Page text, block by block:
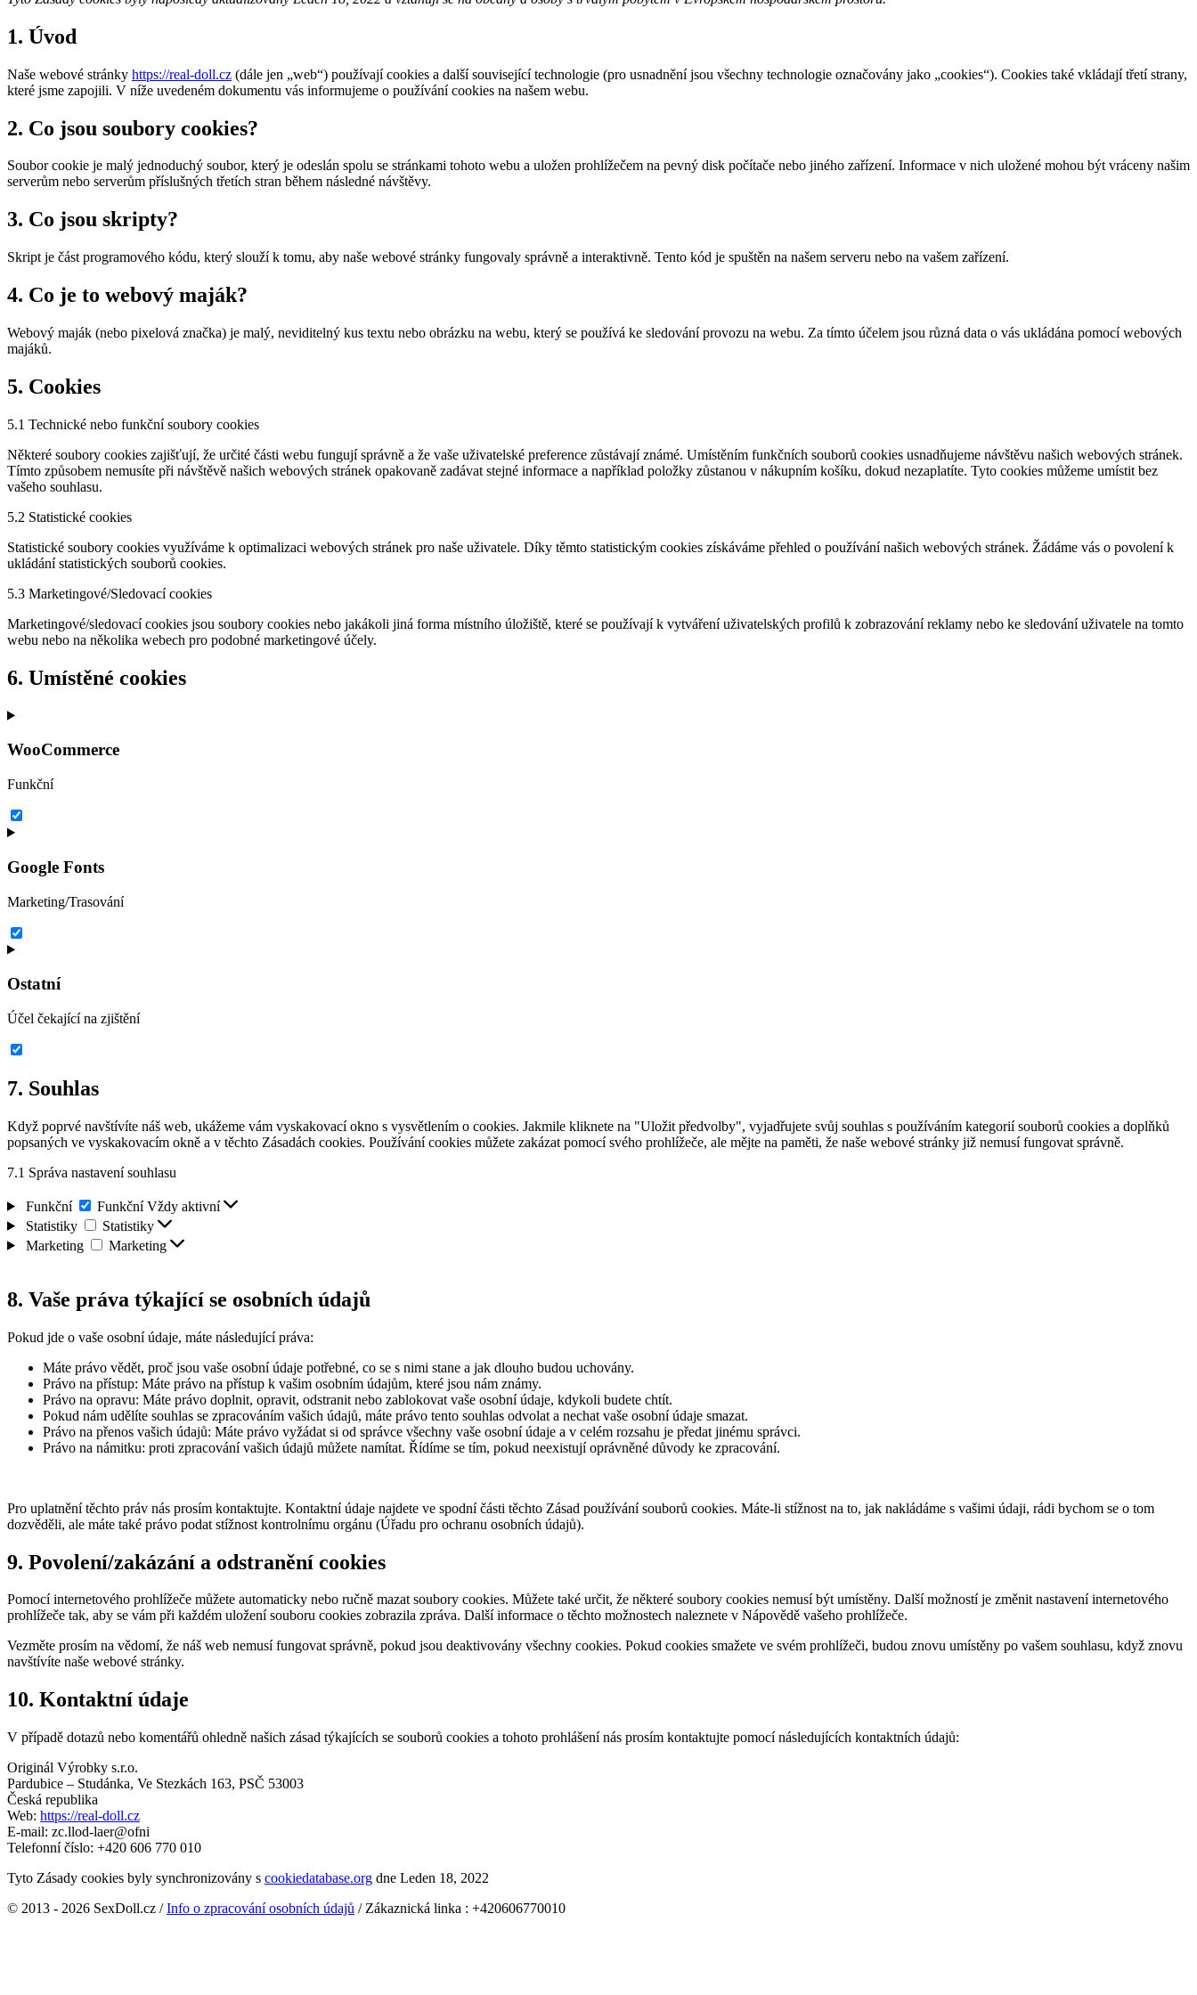
1. Úvod
Naše webové stránky https://real-doll.cz (dále jen „web“) používají cookies a další související technologie (pro usnadnění jsou všechny technologie označovány jako „cookies“). Cookies také vkládají třetí strany,
které jsme zapojili. V níže uvedeném dokumentu vás informujeme o používání cookies na našem webu.
2. Co jsou soubory cookies?
Soubor cookie je malý jednoduchý soubor, který je odeslán spolu se stránkami tohoto webu a uložen prohlížečem na pevný disk počítače nebo jiného zařízení. Informace v nich uložené mohou být vráceny našim
serverům nebo serverům příslušných třetích stran během následné návštěvy.
3. Co jsou skripty?
Skript je část programového kódu, který slouží k tomu, aby naše webové stránky fungovaly správně a interaktivně. Tento kód je spuštěn na našem serveru nebo na vašem zařízení.
4. Co je to webový maják?
Webový maják (nebo pixelová značka) je malý, neviditelný kus textu nebo obrázku na webu, který se používá ke sledování provozu na webu. Za tímto účelem jsou různá data o vás ukládána pomocí webových
majáků.
5. Cookies
5.1 Technické nebo funkční soubory cookies
Některé soubory cookies zajišťují, že určité části webu fungují správně a že vaše uživatelské preference zůstávají známé. Umístěním funkčních souborů cookies usnadňujeme návštěvu našich webových stránek.
Tímto způsobem nemusíte při návštěvě našich webových stránek opakovaně zadávat stejné informace a například položky zůstanou v nákupním košíku, dokud nezaplatíte. Tyto cookies můžeme umístit bez
vašeho souhlasu.
5.2 Statistické cookies
Statistické soubory cookies využíváme k optimalizaci webových stránek pro naše uživatele. Díky těmto statistickým cookies získáváme přehled o používání našich webových stránek. Žádáme vás o povolení k
ukládání statistických souborů cookies.
5.3 Marketingové/Sledovací cookies
Marketingové/sledovací cookies jsou soubory cookies nebo jakákoli jiná forma místního úložiště, které se používají k vytváření uživatelských profilů k zobrazování reklamy nebo ke sledování uživatele na tomto
webu nebo na několika webech pro podobné marketingové účely.
6. Umístěné cookies
WooCommerce
Funkční
Google Fonts
Marketing/Trasování
Ostatní
Účel čekající na zjištění
7. Souhlas
Když poprvé navštívíte náš web, ukážeme vám vyskakovací okno s vysvětlením o cookies. Jakmile kliknete na "Uložit předvolby", vyjadřujete svůj souhlas s používáním kategorií souborů cookies a doplňků
popsaných ve vyskakovacím okně a v těchto Zásadách cookies. Používání cookies můžete zakázat pomocí svého prohlížeče, ale mějte na paměti, že naše webové stránky již nemusí fungovat správně.
7.1 Správa nastavení souhlasu
Funkční Funkční Vždy aktivní
Statistiky
Statistiky
Marketing
Marketing
8. Vaše práva týkající se osobních údajů
Pokud jde o vaše osobní údaje, máte následující práva:
Máte právo vědět, proč jsou vaše osobní údaje potřebné, co se s nimi stane a jak dlouho budou uchovány.
Právo na přístup: Máte právo na přístup k vašim osobním údajům, které jsou nám známy.
Právo na opravu: Máte právo doplnit, opravit, odstranit nebo zablokovat vaše osobní údaje, kdykoli budete chtít.
Pokud nám udělíte souhlas se zpracováním vašich údajů, máte právo tento souhlas odvolat a nechat vaše osobní údaje smazat.
Právo na přenos vašich údajů: Máte právo vyžádat si od správce všechny vaše osobní údaje a v celém rozsahu je předat jinému správci.
Právo na námitku: proti zpracování vašich údajů můžete namítat. Řídíme se tím, pokud neexistují oprávněné důvody ke zpracování.
Pro uplatnění těchto práv nás prosím kontaktujte. Kontaktní údaje najdete ve spodní části těchto Zásad používání souborů cookies. Máte-li stížnost na to, jak nakládáme s vašimi údaji, rádi bychom se o tom
dozvěděli, ale máte také právo podat stížnost kontrolnímu orgánu (Úřadu pro ochranu osobních údajů).
9. Povolení/zakázání a odstranění cookies
Pomocí internetového prohlížeče můžete automaticky nebo ručně mazat soubory cookies. Můžete také určit, že některé soubory cookies nemusí být umístěny. Další možností je změnit nastavení internetového
prohlížeče tak, aby se vám při každém uložení souboru cookies zobrazila zpráva. Další informace o těchto možnostech naleznete v Nápovědě vašeho prohlížeče.
Vezměte prosím na vědomí, že náš web nemusí fungovat správně, pokud jsou deaktivovány všechny cookies. Pokud cookies smažete ve svém prohlížeči, budou znovu umístěny po vašem souhlasu, když znovu
navštívíte naše webové stránky.
10. Kontaktní údaje
V případě dotazů nebo komentářů ohledně našich zásad týkajících se souborů cookies a tohoto prohlášení nás prosím kontaktujte pomocí následujících kontaktních údajů:
Originál Výrobky s.r.o.
Pardubice – Studánka, Ve Stezkách 163, PSČ 53003
Česká republika
Web: https://real-doll.cz
E-mail: zc.llod-laer@ofni
Telefonní číslo: +420 606 770 010
Tyto Zásady cookies byly synchronizovány s cookiedatabase.org dne Leden 18, 2022
© 2013 - 2026 SexDoll.cz /Info o zpracování osobních údajů / Zákaznická linka : +420606770010